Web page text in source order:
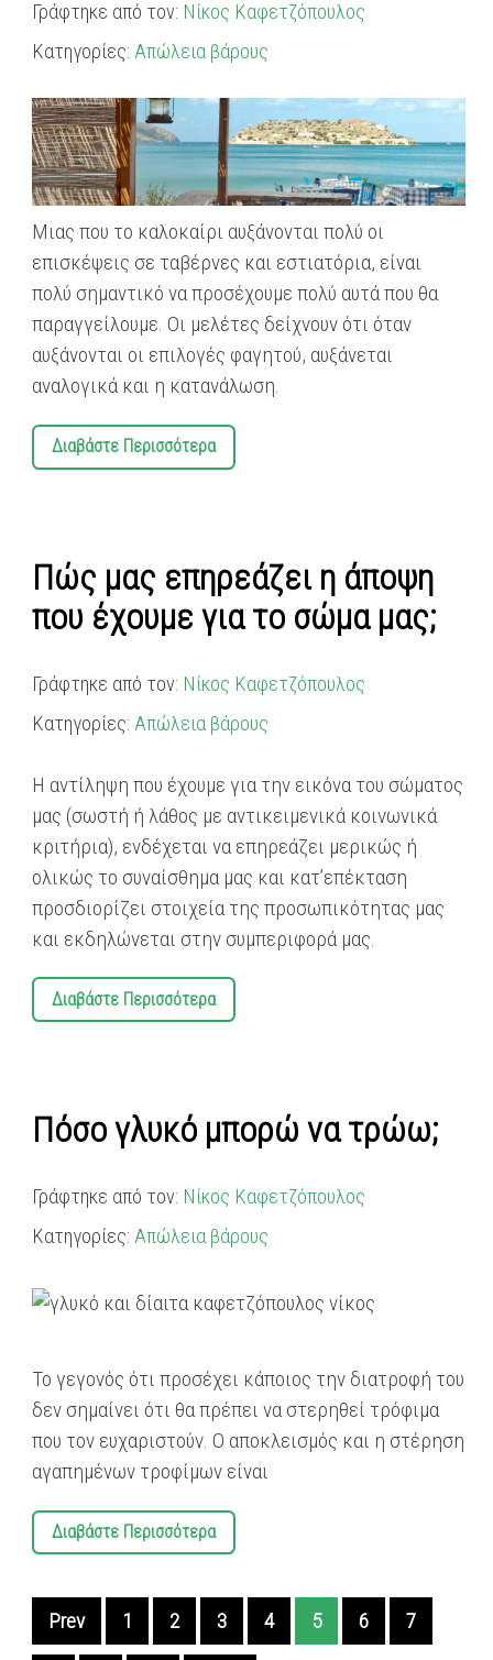
Γράφτηκε από τον: Νίκος Καφετζόπουλος
Κατηγορίες: Απώλεια βάρους
Μιας που το καλοκαίρι αυξάνονται πολύ οι
επισκέψεις σε ταβέρνες και εστιατόρια, είναι
πολύ σημαντικό να προσέχουμε πολύ αυτά που θα
παραγγείλουμε. Οι μελέτες δείχνουν ότι όταν
αυξάνονται οι επιλογές φαγητού, αυξάνεται
αναλογικά και η κατανάλωση.
Διαβάστε Περισσότερα
Πώς μας επηρεάζει η άποψη
που έχουμε για το σώμα μας;
Γράφτηκε από τον: Νίκος Καφετζόπουλος
Κατηγορίες: Απώλεια βάρους
Η αντίληψη που έχουμε για την εικόνα του σώματος
μας (σωστή ή λάθος με αντικειμενικά κοινωνικά
κριτήρια), ενδέχεται να επηρεάζει μερικώς ή
ολικώς το συναίσθημα μας και κατ’επέκταση
προσδιορίζει στοιχεία της προσωπικότητας μας
και εκδηλώνεται στην συμπεριφορά μας.
Διαβάστε Περισσότερα
Πόσο γλυκό μπορώ να τρώω;
Γράφτηκε από τον: Νίκος Καφετζόπουλος
Κατηγορίες: Απώλεια βάρους
Το γεγονός ότι προσέχει κάποιος την διατροφή του
δεν σημαίνει ότι θα πρέπει να στερηθεί τρόφιμα
που τον ευχαριστούν. Ο αποκλεισμός και η στέρηση
αγαπημένων τροφίμων είναι
Διαβάστε Περισσότερα
Prev 1 2 3 4 5 6 7